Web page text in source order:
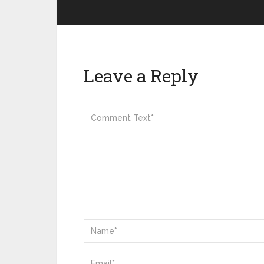
Leave a Reply